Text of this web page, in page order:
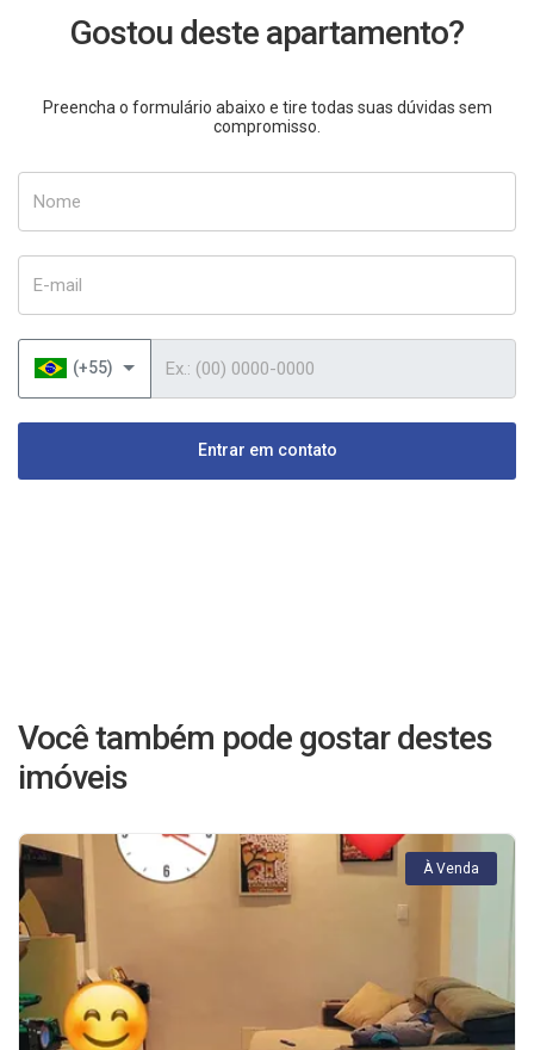
Gostou deste apartamento?
Preencha o formulário abaixo e tire todas suas dúvidas sem
compromisso.
(+55)
Entrar em contato
Você também pode gostar destes
imóveis
À Venda